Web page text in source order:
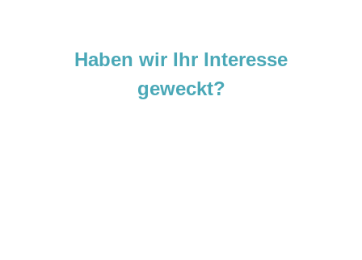
Haben wir Ihr Interesse
geweckt?